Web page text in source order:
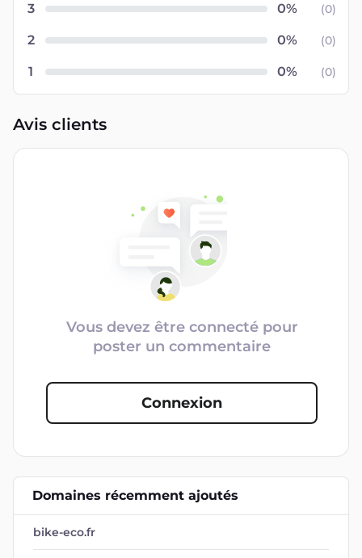
3 (0)
2 (0)
1 (0)
Avis clients
Vous devez être connecté pour
poster un commentaire
Connexion
Domaines récemment ajoutés
bike-eco.fr